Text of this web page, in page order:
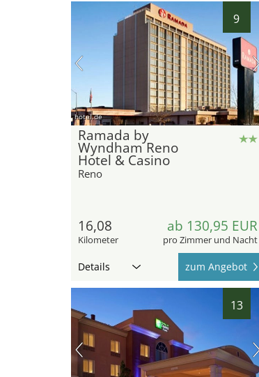
9
hotel.de
Ramada by
Wyndham Reno
Hotel & Casino
Reno
16,08
Kilometer
ab 130,95 EUR
pro Zimmer und Nacht
Details zum Angebot
13